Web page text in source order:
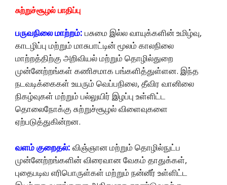
சுற்றுச்சூழல் பாதிப்பு
பருவநிலை மாற்றம்: பசுமை இல்ல வாயுக்களின் உமிழ்வு,
காடழிப்பு மற்றும் மாசுபாட்டின் மூலம் காலநிலை
மாற்றத்திற்கு அறிவியல் மற்றும் தொழில்துறை
முன்னேற்றங்கள் கணிசமாக பங்களித்துள்ளன. இந்த
நடவடிக்கைகள் உயரும் வெப்பநிலை, தீவிர வானிலை
நிகழ்வுகள் மற்றும் பல்லுயிர் இழப்பு உள்ளிட்ட
தொலைநோக்கு சுற்றுச்சூழல் விளைவுகளை
ஏற்படுத்துகின்றன.
வளம் குறைதல்: விஞ்ஞான மற்றும் தொழில்நுட்ப
முன்னேற்றங்களின் விரைவான வேகம் தாதுக்கள்,
புதைபடிவ எரிபொருள்கள் மற்றும் நன்னீர் உள்ளிட்ட